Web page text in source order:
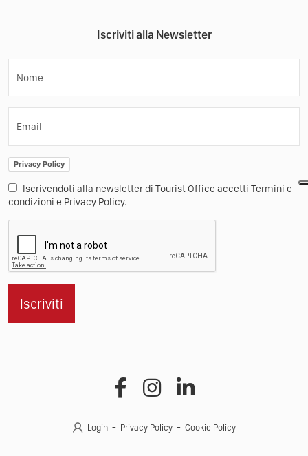
Iscriviti alla Newsletter
Nome
Email
Privacy Policy
Iscrivendoti alla newsletter di Tourist Office accetti Termini e
condizioni e Privacy Policy.
Iscriviti
Login Privacy Policy Cookie Policy